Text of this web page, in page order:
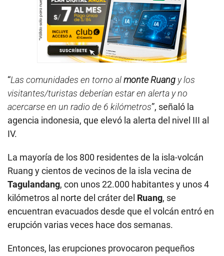
“Las comunidades en torno almonte Ruang y los
visitantes/turistas deberían estar en alerta y no
acercarse en un radio de 6 kilómetros”, señaló la
agencia indonesia, que elevó la alerta del nivel III al
IV.
La mayoría de los 800 residentes de la isla-volcán
Ruang y cientos de vecinos de la isla vecina de
Tagulandang, con unos 22.000 habitantes y unos 4
kilómetros al norte del cráter del Ruang, se
encuentran evacuados desde que el volcán entró en
erupción varias veces hace dos semanas.
Entonces, las erupciones provocaron pequeños